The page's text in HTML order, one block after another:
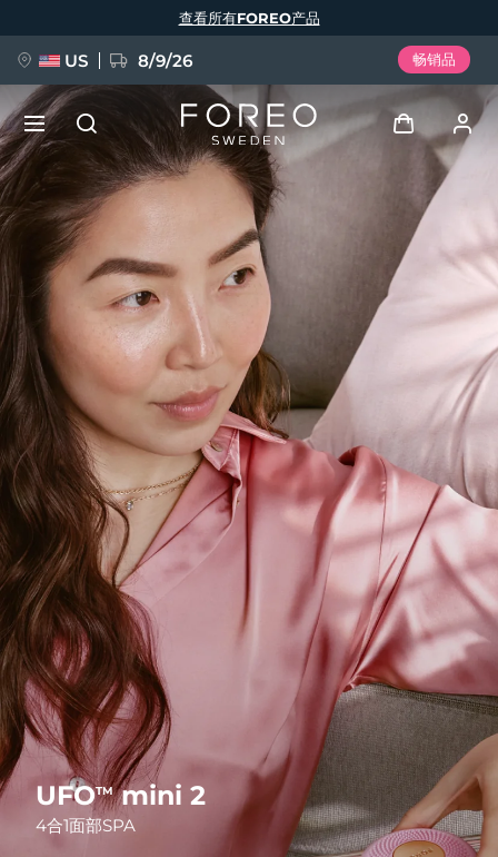
UFOTMmini 2
4合1面部SPA
查看所有FOREO产品
US 8/9/26 畅销品
登录
用户信息
我的设备
我的订单
我的地址
我的订阅
新品
FAQ™ Pure Beauty-Tech Elixir
BREAKING NEWS
issa™ Teeth Whitening Set
FAQ™ Dual LED Panel
热门产品
特别优惠 畅销产品
语言
English Deutsch
Español
Français
Italiano
Português
Polski
Svenska
Русский
Türkçe
简体中文 繁體中文
发货国家
美国 预计送达日期 8/9/26
英国 预计送达日期 8/8/26
西班牙 预计送达日期8/8/26
澳大利亚 预计送达日期8/11/26
法国 预计送达日期 8/8/26
德国 预计送达日期8/8/26